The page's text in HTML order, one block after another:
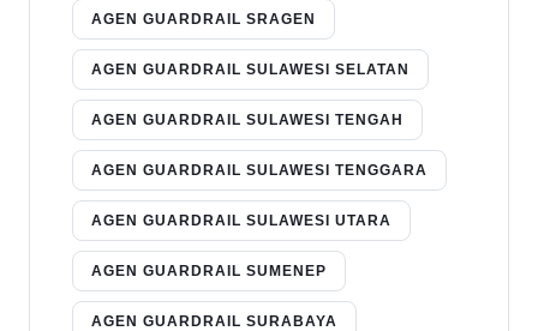
AGEN GUARDRAIL SRAGEN
AGEN GUARDRAIL SULAWESI SELATAN
AGEN GUARDRAIL SULAWESI TENGAH
AGEN GUARDRAIL SULAWESI TENGGARA
AGEN GUARDRAIL SULAWESI UTARA
AGEN GUARDRAIL SUMENEP
AGEN GUARDRAIL SURABAYA